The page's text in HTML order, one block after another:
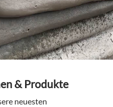
& Produkte
neuesten